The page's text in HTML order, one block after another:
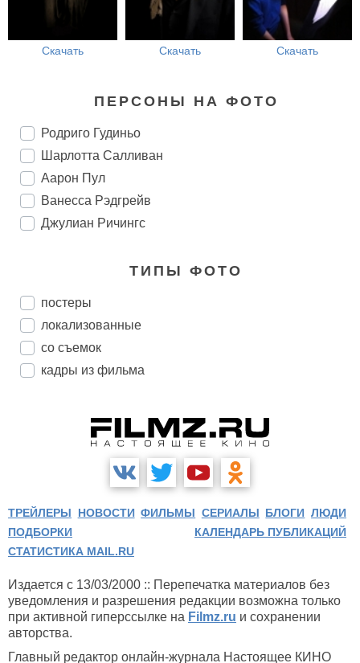
Скачать Скачать Скачать
ПЕРСОНЫ НА ФОТО
Родриго Гудиньо
Шарлотта Салливан
Аарон Пул
Ванесса Рэдгрейв
Джулиан Ричингс
ТИПЫ ФОТО
постеры
локализованные
со съемок
кадры из фильма
ТРЕЙЛЕРЫ НОВОСТИ ФИЛЬМЫ СЕРИАЛЫ БЛОГИ ЛЮДИ
ПОДБОРКИ
КАЛЕНДАРЬ ПУБЛИКАЦИЙ
СТАТИСТИКА MAIL.RU
Издается с 13/03/2000 :: Перепечатка материалов без
уведомления и разрешения редакции возможна только
при активной гиперссылке на Filmz.ru и сохранении
авторства.
Главный редактор онлайн-журнала Настоящее КИНО